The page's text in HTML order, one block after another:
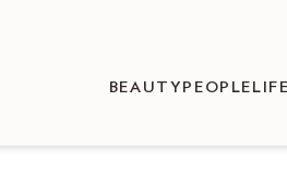
BEAUTY PEOPLE